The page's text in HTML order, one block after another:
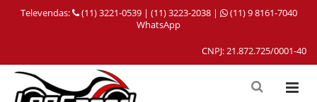
Televendas: (11) 3221-0539 | (11) 3223-2038 |
(11) 9 8161-7040
WhatsApp
CNPJ: 21.872.725/0001-40